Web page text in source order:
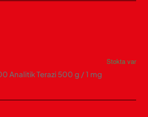
Stokta var
Analitik Terazi 500 g / 1 mg